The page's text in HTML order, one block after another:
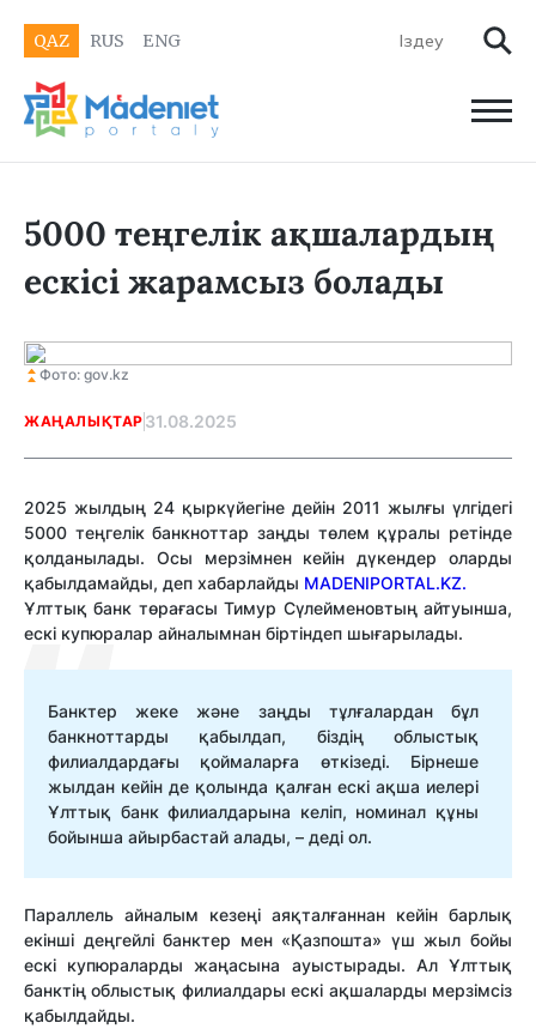
QAZ RUS ENG
5000 теңгелік ақшалардың
ескісі жарамсыз болады
Фото: gov.kz
ЖАҢАЛЫҚТАР 31.08.2025
2025 жылдың 24 қыркүйегіне дейін 2011 жылғы үлгідегі
5000 теңгелік банкноттар заңды төлем құралы ретінде
қолданылады. Осы мерзімнен кейін дүкендер оларды
қабылдамайды, деп хабарлайды MADENIPORTAL.KZ.
Ұлттық банк төрағасы Тимур Сүлейменовтың айтуынша,
ескі купюралар айналымнан біртіндеп шығарылады.
Банктер жеке және заңды тұлғалардан бұл
банкноттарды қабылдап, біздің облыстық
филиалдардағы қоймаларға өткізеді. Бірнеше
жылдан кейін де қолында қалған ескі ақша иелері
Ұлттық банк филиалдарына келіп, номинал құны
бойынша айырбастай алады, – деді ол.
Параллель айналым кезеңі аяқталғаннан кейін барлық
екінші деңгейлі банктер мен «Қазпошта» үш жыл бойы
ескі купюраларды жаңасына ауыстырады. Ал Ұлттық
банктің облыстық филиалдары ескі ақшаларды мерзімсіз
қабылдайды.